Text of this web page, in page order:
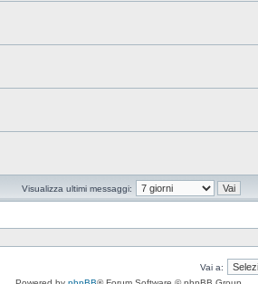
Visualizza ultimi messaggi:
Vai a: